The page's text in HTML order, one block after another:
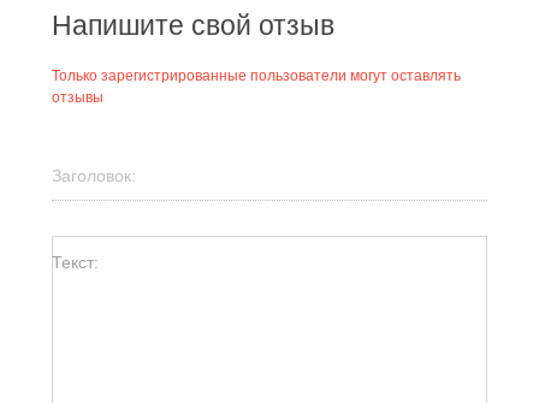
Напишите свой отзыв
Только зарегистрированные пользователи могут оставлять
отзывы
Заголовок:
Текст: